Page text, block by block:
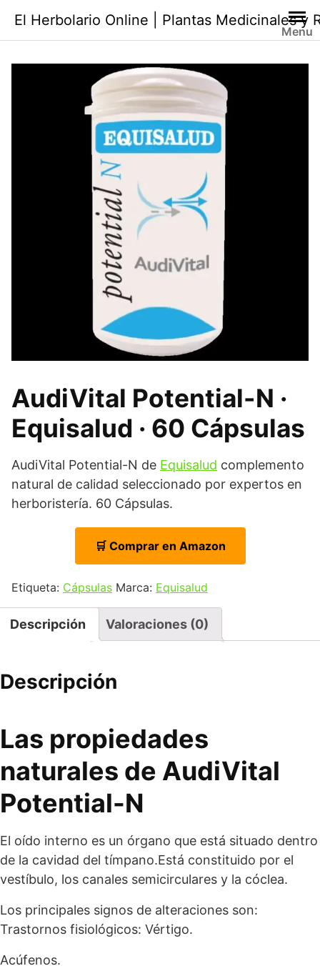
contenido
El Herbolario Online | Plantas Medicinales y
Menu
AudiVital Potential-N ·
Equisalud · 60 Cápsulas
AudiVital Potential-N de Equisalud complemento
natural de calidad seleccionado por expertos en
herboristería. 60 Cápsulas.
🛒 Comprar en Amazon
Etiqueta: Cápsulas Marca: Equisalud
Descripción Valoraciones (0)
Descripción
Las propiedades
naturales de AudiVital
Potential-N
El oído interno es un órgano que está situado dentro
de la cavidad del tímpano.Está constituido por el
vestíbulo, los canales semicirculares y la cóclea.
Los principales signos de alteraciones son:
Trastornos fisiológicos: Vértigo.
Acúfenos.